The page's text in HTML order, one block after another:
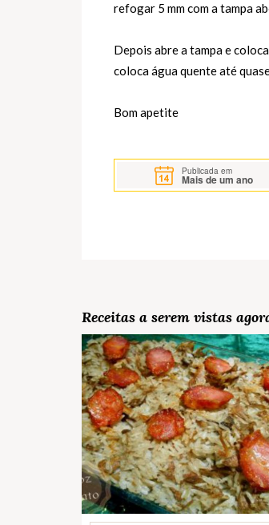
refogar 5 mm com a tampa
Depois abre a tampa e
coloca água quente até
Bom apetite
Publicada em
Mais de um ano
Receitas a serem vistas